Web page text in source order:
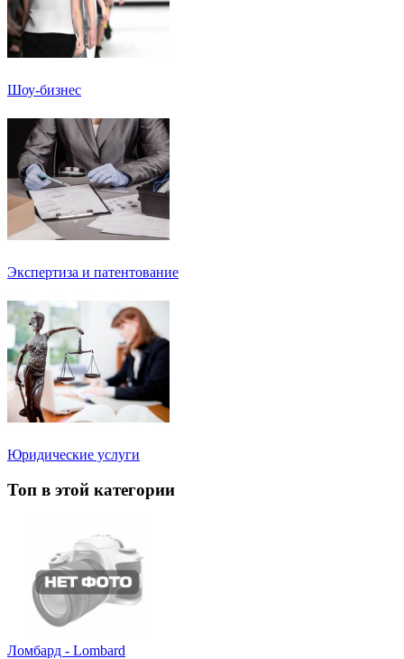
Шоу-бизнес
Экспертиза и патентование
Юридические услуги
Топ в этой категории
Ломбард - Lombard